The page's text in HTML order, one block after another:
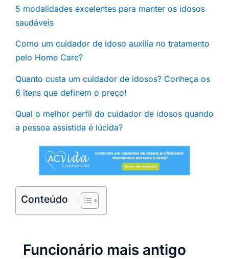
5 modalidades excelentes para manter os idosos
saudáveis
Como um cuidador de idoso auxilia no tratamento
pelo Home Care?
Quanto custa um cuidador de idosos? Conheça os
6 itens que definem o preço!
Qual o melhor perfil do cuidador de idosos quando
a pessoa assistida é lúcida?
Conteúdo
Funcionário mais antigo